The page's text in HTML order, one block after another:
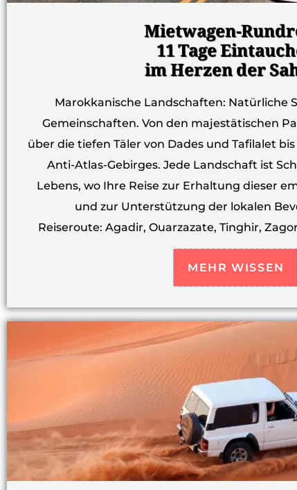
Mietwagen-
11 Tage
im Herzen der
Marokkanische Landschaften: Natürliche
Gemeinschaften. Von den majestätischen
über die tiefen Täler von Dades und Tafilalet
Anti-Atlas-Gebirges. Jede Landschaft ist
Lebens, wo Ihre Reise zur Erhaltung dieser
und zur Unterstützung der lokalen
Reiseroute: Agadir, Ouarzazate, Tinghir,
MEHR WISSEN